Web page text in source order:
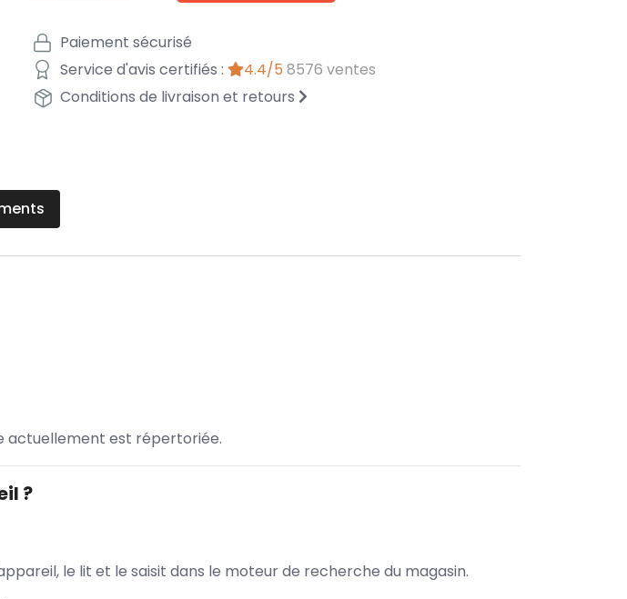
Paiement sécurisé
Service d'avis certifiés :
4.4/5 8576 ventes
Conditions de livraison et retours
actuellement est répertoriée.
?
le lit et le saisit dans le moteur de recherche du magasin.